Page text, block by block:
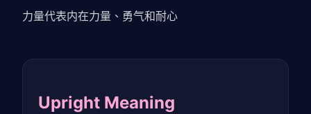
力量代表内在力量、勇气和耐心
Upright Meaning